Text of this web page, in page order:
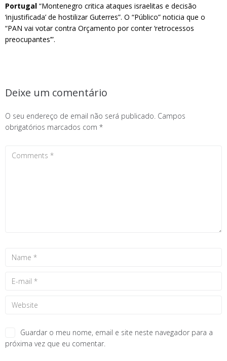
Portugal “Montenegro critica ataques israelitas e decisão
‘injustificada’ de hostilizar Guterres”. O “Público” noticia que o
“PAN vai votar contra Orçamento por conter ‘retrocessos
preocupantes’”.
Deixe um comentário
O seu endereço de email não será publicado. Campos
obrigatórios marcados com *
Guardar o meu nome, email e site neste navegador para a
próxima vez que eu comentar.